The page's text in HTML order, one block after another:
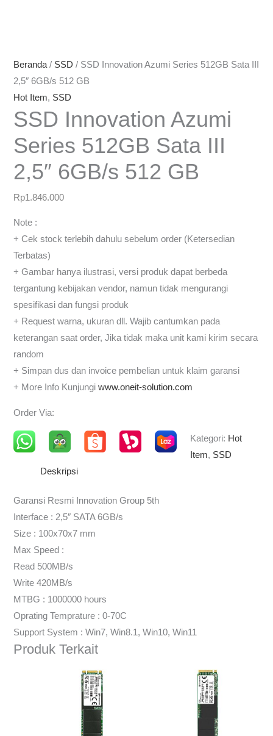
Beranda/ SSD / SSD Innovation Azumi Series 512GB Sata III
2,5″ 6GB/s 512 GB
Hot Item, SSD
SSD Innovation Azumi
Series 512GB Sata III
2,5″ 6GB/s 512 GB
Rp1.846.000
Note :
+ Cek stock terlebih dahulu sebelum order (Ketersedian
Terbatas)
+ Gambar hanya ilustrasi, versi produk dapat berbeda
tergantung kebijakan vendor, namun tidak mengurangi
spesifikasi dan fungsi produk
+ Request warna, ukuran dll. Wajib cantumkan pada
keterangan saat order, Jika tidak maka unit kami kirim secara
random
+ Simpan dus dan invoice pembelian untuk klaim garansi
+ More Info Kunjungiwww.oneit-solution.com
Order Via:
Kategori: Hot
Item, SSD
Deskripsi
Garansi Resmi Innovation Group 5th
Interface : 2,5″ SATA 6GB/s
Size : 100x70x7 mm
Max Speed :
Read 500MB/s
Write 420MB/s
MTBG : 1000000 hours
Oprating Temprature : 0-70C
Support System : Win7, Win8.1, Win10, Win11
Produk Terkait